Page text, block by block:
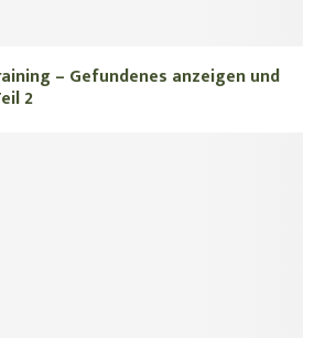
– Gefundenes anzeigen und
2